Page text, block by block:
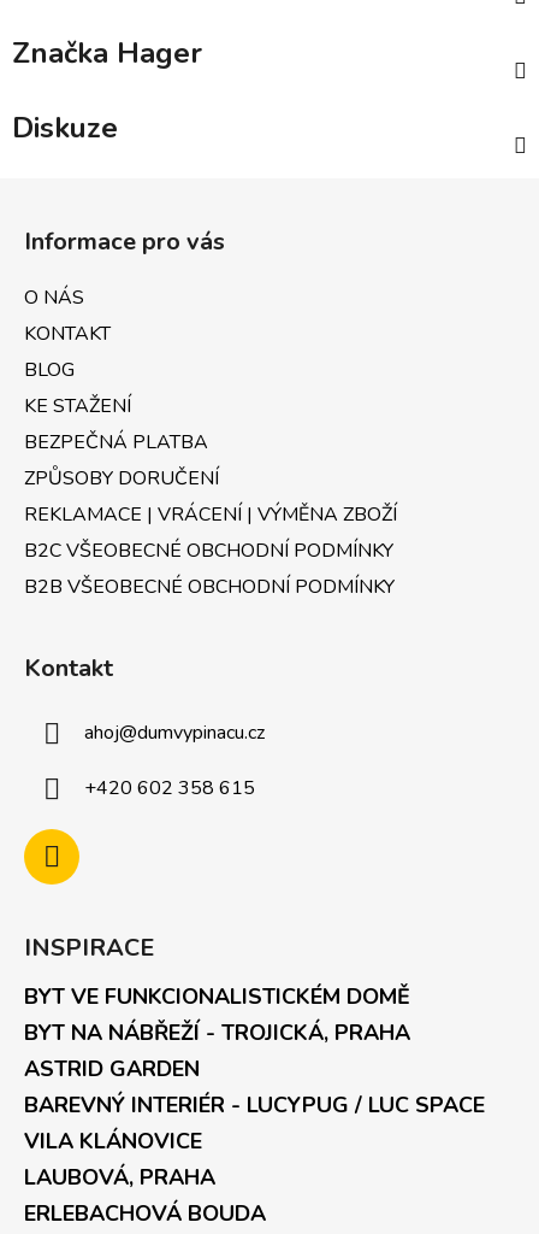
Značka Hager
Diskuze
Informace pro vás
O NÁS
KONTAKT
BLOG
KE STAŽENÍ
BEZPEČNÁ PLATBA
ZPŮSOBY DORUČENÍ
REKLAMACE | VRÁCENÍ | VÝMĚNA ZBOŽÍ
B2C VŠEOBECNÉ OBCHODNÍ PODMÍNKY
B2B VŠEOBECNÉ OBCHODNÍ PODMÍNKY
Kontakt
ahoj@dumvypinacu.cz
+420 602 358 615
INSPIRACE
BYT VE FUNKCIONALISTICKÉM DOMĚ
BYT NA NÁBŘEŽÍ - TROJICKÁ, PRAHA
ASTRID GARDEN
BAREVNÝ INTERIÉR - LUCYPUG / LUC SPACE
VILA KLÁNOVICE
LAUBOVÁ, PRAHA
ERLEBACHOVÁ BOUDA